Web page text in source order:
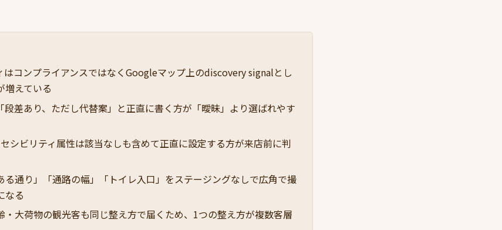
はコンプライアンスではなくGoogleマップ上のdiscovery signalとし
増えている
段差あり、ただし代替案」と正直に書く方が「曖昧」より選ばれやす
シビリティ属性は該当なしも含めて正直に設定する方が来店前に判
る通り」「通路の幅」「トイレ入口」をステージングなしで広角で撮
なる
・大荷物の観光客も同じ整え方で届くため、1つの整え方が複数客層